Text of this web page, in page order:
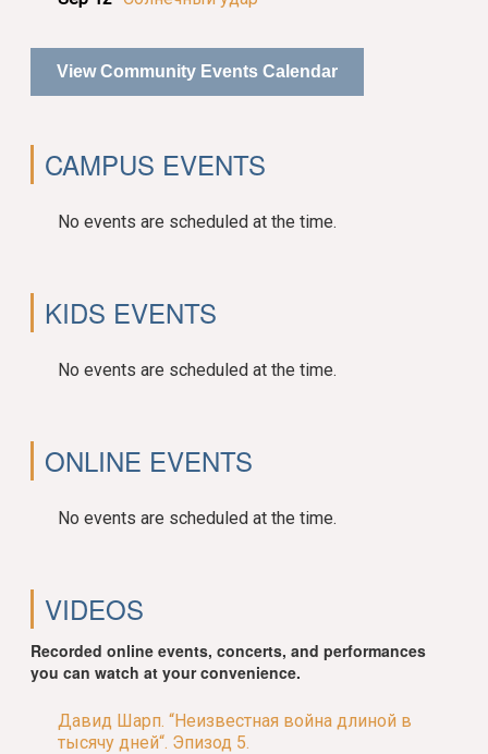
View Community Events Calendar
CAMPUS EVENTS
No events are scheduled at the time.
KIDS EVENTS
No events are scheduled at the time.
ONLINE EVENTS
No events are scheduled at the time.
VIDEOS
Recorded online events, concerts, and performances
you can watch at your convenience.
Давид Шарп. “Неизвестная война длиной в
тысячу дней“. Эпизод 5.